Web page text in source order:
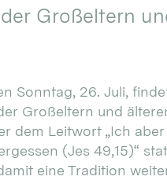
Großeltern
Sonntag, 26. Juli,
Großeltern und
dem Leitwort „Ich
(Jes 49,15)“
eine Tradition